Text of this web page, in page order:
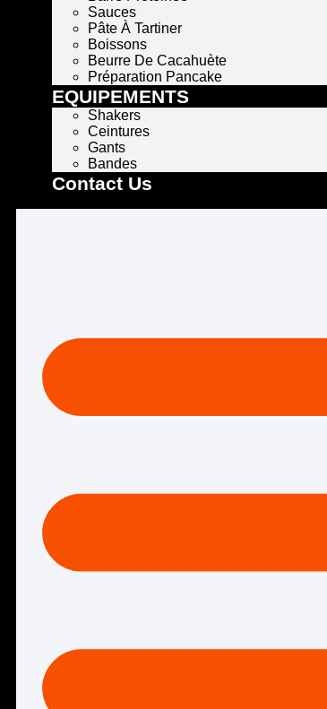
Sauces
Pâte À Tartiner
Boissons
Beurre De Cacahuète
Préparation Pancake
EQUIPEMENTS
Shakers
Ceintures
Gants
Bandes
Contact Us